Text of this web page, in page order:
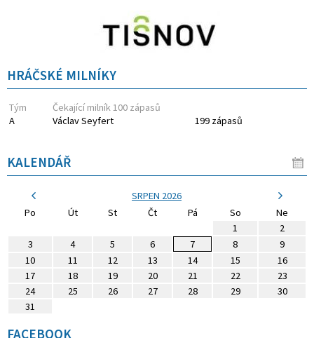
HRÁČSKÉ MILNÍKY
Tým
Čekající milník 100 zápasů
A
Václav Seyfert 199 zápasů
KALENDÁŘ
SRPEN 2026
Po
Út St Čt Pá So
Ne
1
2
3
4 5 6 7 8
9
10
11 12 13 14 15
16
17
18 19 20 21 22
23
24
25 26 27 28 29
30
31
FACEBOOK